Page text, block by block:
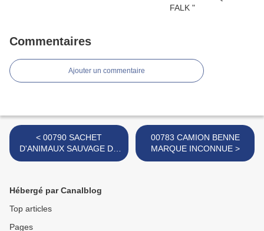
Commentaires
Ajouter un commentaire
< 00790 SACHET
D'ANIMAUX SAUVAGE DE
SAVANE MARQUE
00783 CAMION BENNE
MARQUE INCONNUE >
Hébergé par Canalblog
Top articles
Pages